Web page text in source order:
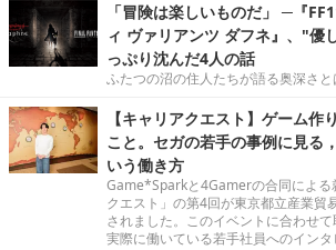
「冒険は楽しいものだ」 ─『
ィ ヴァリアンツ ダフネ』、"優
っぷり沈んだ4人の話
ふたつの沼の住人たちが語る奥深さと
【キャリアクエスト】ゲーム作
こと。セガの若手の事例に見る
いう働き方
Game*Sparkと4Gamerの合同による
クエスト」の第4回が東京都立産業貿
されました。このイベントに合わせ
実際に働いている若手社員へのインタ